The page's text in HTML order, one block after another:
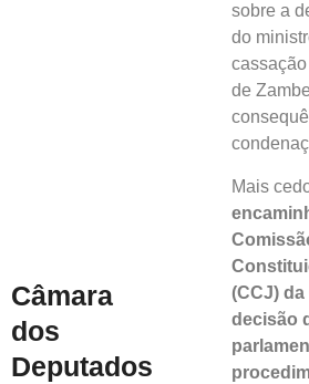
Câmara
dos
Deputados
sobre a
do
de
Mais
(CCJ) da
decisão